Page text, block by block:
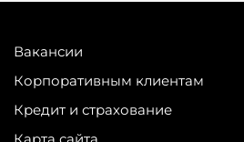
Вакансии
Корпоративным клиентам
Кредит и страхование